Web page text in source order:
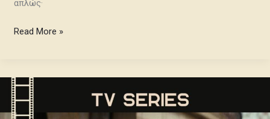
απλώς·
Read More »
Σκέψεις
CultArt:
The